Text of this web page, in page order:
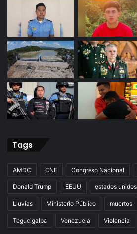
Tags
AMDC CNE Congreso Nacional
Donald Trump EEUU estados unidos
Lluvias Ministerio Público muertos
Tegucigalpa Venezuela Violencia